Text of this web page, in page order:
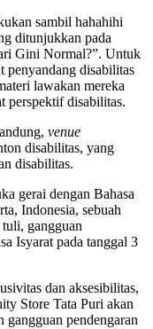
sambil hahahihi
ditunjukkan pada
Gini Normal?”. Untuk
penyandang disabilitas
lawakan mereka
perspektif disabilitas.
venue
disabilitas, yang
disabilitas.
gerai dengan Bahasa
Indonesia, sebuah
gangguan
Isyarat pada tanggal 3
dan aksesibilitas,
Store Tata Puri akan
gangguan pendengaran